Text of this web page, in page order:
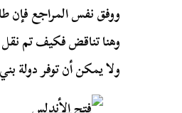
وهنا تناقض فكيف تم
ولا يمكن أن توفر دولة